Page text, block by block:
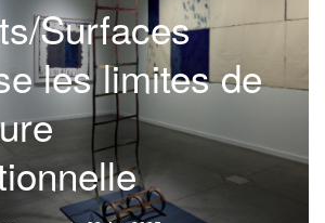
Surfaces
les limites de